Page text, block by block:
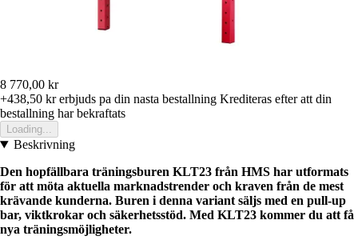
8 770,00 kr
+438,50 krerbjuds pa din nasta bestallning Krediteras efter att din
bestallning har bekraftats
Loading...
Beskrivning
Den hopfällbara träningsburen KLT23 från HMS har utformats
för att möta aktuella marknadstrender och kraven från de mest
krävande kunderna. Buren i denna variant säljs med en pull-up
bar, viktkrokar och säkerhetsstöd. Med KLT23 kommer du att få
nya träningsmöjligheter.